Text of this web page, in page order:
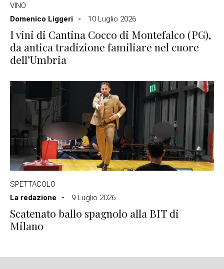
VINO
Domenico Liggeri
10 Luglio 2026
I vini di Cantina Cocco di Montefalco (PG),
da antica tradizione familiare nel cuore
dell’Umbria
SPETTACOLO
La redazione
9 Luglio 2026
Scatenato ballo spagnolo alla BIT di
Milano